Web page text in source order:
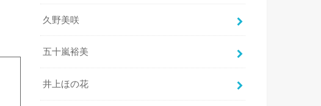
久野美咲
五十嵐裕美
井上ほの花